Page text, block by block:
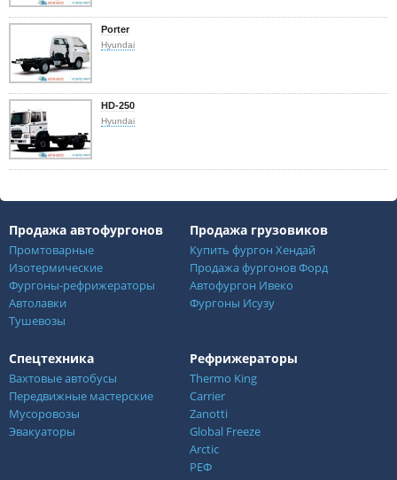
Porter
Hyundai
HD-250
Hyundai
Продажа автофургонов
Промтоварные
Изотермические
Фургоны-рефрижераторы
Автолавки
Тушевозы
Продажа грузовиков
Купить фургон Хендай
Продажа фургонов Форд
Автофургон Ивеко
Фургоны Исузу
Спецтехника
Вахтовые автобусы
Передвижные мастерские
Мусоровозы
Эвакуаторы
Рефрижераторы
Thermo King
Carrier
Zanotti
Global Freeze
Arctic
РЕФ